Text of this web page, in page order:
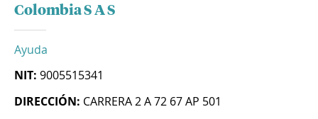
Colombia S A S
Ayuda
NIT: 9005515341
DIRECCIÓN: CARRERA 2 A 72 67 AP 501